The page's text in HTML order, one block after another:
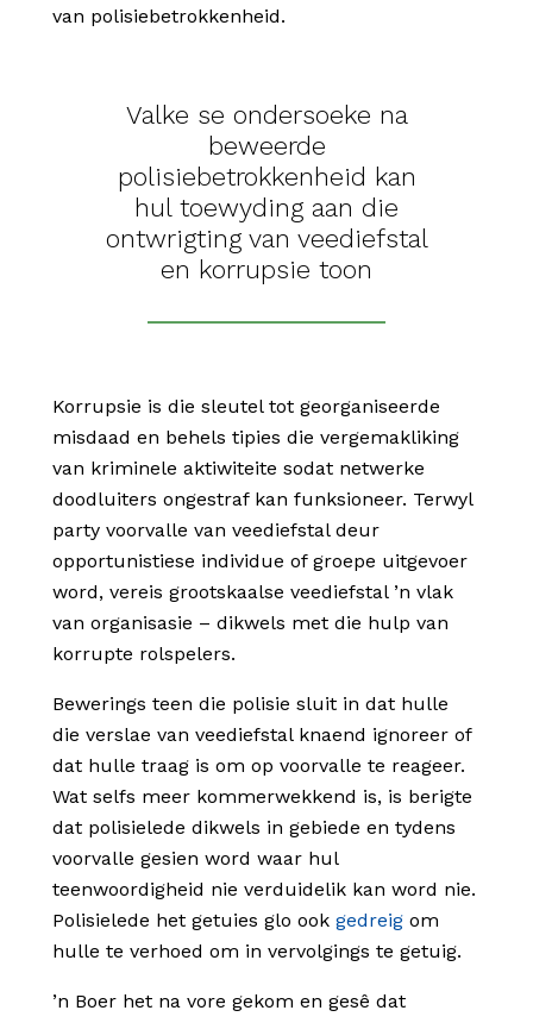
van polisiebetrokkenheid.
Valke se ondersoeke na
beweerde
polisiebetrokkenheid kan
hul toewyding aan die
ontwrigting van veediefstal
en korrupsie toon
Korrupsie is die sleutel tot georganiseerde
misdaad en behels tipies die vergemakliking
van kriminele aktiwiteite sodat netwerke
doodluiters ongestraf kan funksioneer. Terwyl
party voorvalle van veediefstal deur
opportunistiese individue of groepe uitgevoer
word, vereis grootskaalse veediefstal ’n vlak
van organisasie – dikwels met die hulp van
korrupte rolspelers.
Bewerings teen die polisie sluit in dat hulle
die verslae van veediefstal knaend ignoreer of
dat hulle traag is om op voorvalle te reageer.
Wat selfs meer kommerwekkend is, is berigte
dat polisielede dikwels in gebiede en tydens
voorvalle gesien word waar hul
teenwoordigheid nie verduidelik kan word nie.
Polisielede het getuies glo ook gedreig om
hulle te verhoed om in vervolgings te getuig.
’n Boer het na vore gekom en gesê dat